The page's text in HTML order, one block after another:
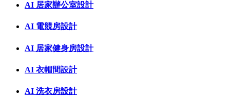
AI 居家辦公室設計
AI 電競房設計
AI 居家健身房設計
AI 衣帽間設計
AI 洗衣房設計